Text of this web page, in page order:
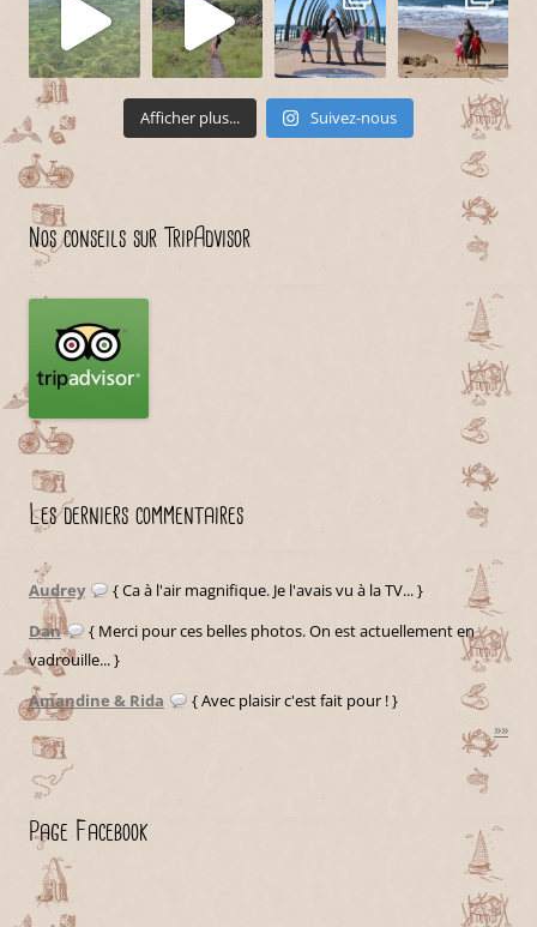
Afficher plus... Suivez-nous
Nos conseils sur TripAdvisor
Les derniers commentaires
Audrey
{ Ca à l'air magnifique. Je l'avais vu à la TV... }
Dan
{ Merci pour ces belles photos. On est actuellement en
vadrouille... }
Amandine & Rida
{ Avec plaisir c'est fait pour ! }
»»
Page Facebook